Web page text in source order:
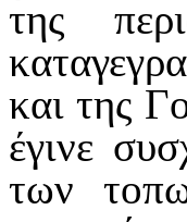
της
και της
έγινε
των